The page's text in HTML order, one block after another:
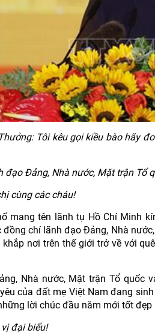
Tôi kêu gọi kiều bào hãy
đạo Đảng, Nhà nước, Mặt trận Tổ
cùng các cháu!
mang tên lãnh tụ Hồ Chí Minh
chí lãnh đạo Đảng, Nhà
nơi trên thế giới trở về với
Nhà nước, Mặt trận Tổ quốc
của đất mẹ Việt Nam đang
lời chúc đầu năm mới tốt đẹp
đại biểu!